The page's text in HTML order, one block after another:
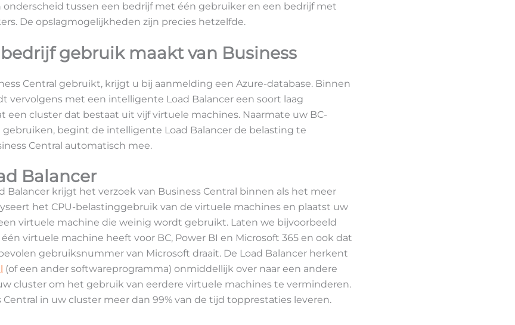
onderscheid tussen een bedrijf met één gebruiker en een bedrijf met
De opslagmogelijkheden zijn precies hetzelfde.
gebruik maakt van Business
Central gebruikt, krijgt u bij aanmelding een Azure-database. Binnen
vervolgens met een intelligente Load Balancer een soort laag
een cluster dat bestaat uit vijf virtuele machines. Naarmate uw BC-
begint de intelligente Load Balancer de belasting te
Central automatisch mee.
Balancer
Balancer krijgt het verzoek van Business Central binnen als het meer
het CPU-belastinggebruik van de virtuele machines en plaatst uw
virtuele machine die weinig wordt gebruikt. Laten we bijvoorbeeld
virtuele machine heeft voor BC, Power BI en Microsoft 365 en ook dat
gebruiksnummer van Microsoft draait. De Load Balancer herkent
(of een ander softwareprogramma) onmiddellijk over naar een andere
cluster om het gebruik van eerdere virtuele machines te verminderen.
in uw cluster meer dan 99% van de tijd topprestaties leveren.